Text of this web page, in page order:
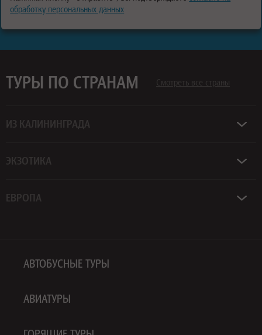
обработку персональных данных
ТУРЫ ПО СТРАНАМ Смотреть все страны
ИЗ КАЛИНИНГРАДА
ЭКЗОТИКА
ЕВРОПА
АВТОБУСНЫЕ ТУРЫ
АВИАТУРЫ